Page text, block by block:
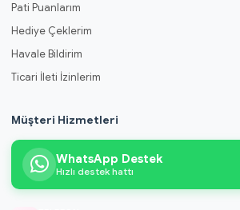
Pati Puanlarım
Hediye Çeklerim
Havale Bildirim
Ticari İleti İzinlerim
Müşteri Hizmetleri
WhatsApp Destek
Hızlı destek hattı